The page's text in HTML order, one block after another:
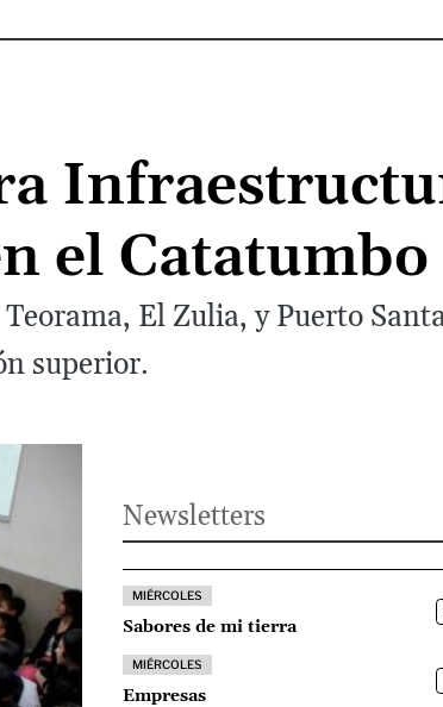
el Catatumbo
El Zulia, y Puerto
superior.
Newsletters
MIÉRCOLES
Sabores de mi tierra
MIÉRCOLES
Empresas